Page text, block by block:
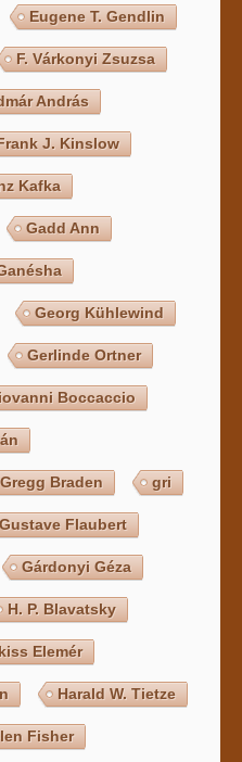
Eugene T. Gendlin
F. Várkonyi Zsuzsa
András
J. Kinslow
Kafka
Gadd Ann
Georg Kühlewind
Gerlinde Ortner
Boccaccio
Gregg Braden gri
Gustave Flaubert
Gárdonyi Géza
H. P. Blavatsky
Elemér
Harald W. Tietze
Fisher